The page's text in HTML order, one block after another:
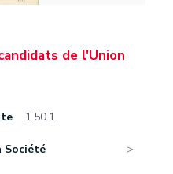
de l'Union
1.50.1
Société